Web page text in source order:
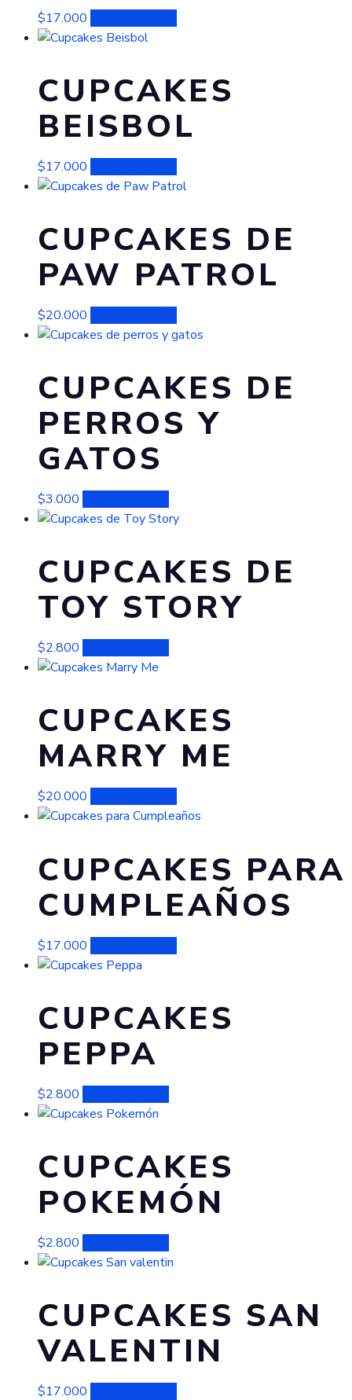
$17.000
CUPCAKES
BEISBOL
$17.000
CUPCAKES DE
PAW PATROL
$20.000
CUPCAKES DE
PERROS Y
GATOS
$3.000
CUPCAKES DE
TOY STORY
$2.800
CUPCAKES
MARRY ME
$20.000
CUPCAKES PARA
CUMPLEAÑOS
$17.000
CUPCAKES
PEPPA
$2.800
CUPCAKES
POKEMÓN
$2.800
CUPCAKES SAN
VALENTIN
$17.000